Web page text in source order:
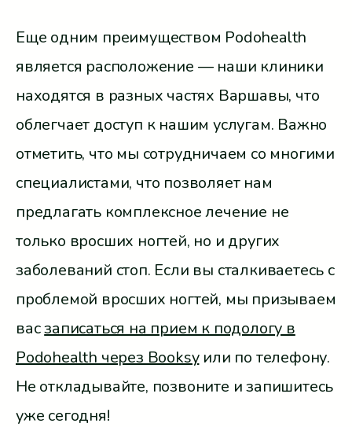
Еще одним преимуществом Podohealth
является расположение — наши клиники
находятся в разных частях Варшавы, что
облегчает доступ к нашим услугам. Важно
отметить, что мы сотрудничаем со многими
специалистами, что позволяет нам
предлагать комплексное лечение не
только вросших ногтей, но и других
заболеваний стоп. Если вы сталкиваетесь с
проблемой вросших ногтей, мы призываем
васзаписаться на прием к подологу в
Podohealth через Booksyили по телефону.
Не откладывайте, позвоните и запишитесь
уже сегодня!